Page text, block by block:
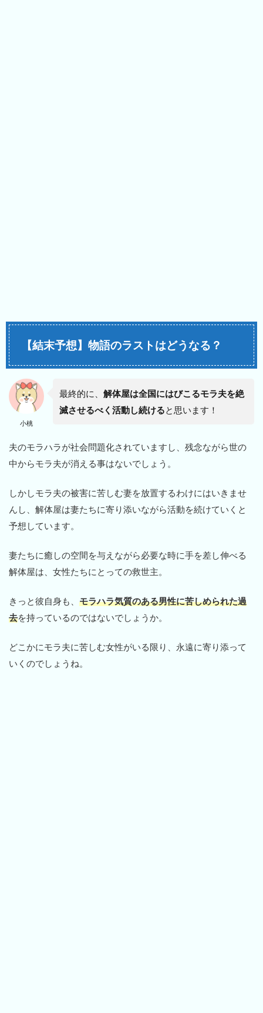
【結末予想】物語のラストはどうなる？
小桃
最終的に、 解体屋は全国にはびこるモラ夫を絶
滅させるべく活動し続けると思います！
夫のモラハラが社会問題化されていますし、残念ながら世の
中からモラ夫が消える事はないでしょう。
しかしモラ夫の被害に苦しむ妻を放置するわけにはいきませ
んし、解体屋は妻たちに寄り添いながら活動を続けていくと
予想しています。
妻たちに癒しの空間を与えながら必要な時に手を差し伸べる
解体屋は、女性たちにとっての救世主。
きっと彼自身も、 モラハラ気質のある男性に苦しめられた過
去を持っているのではないでしょうか。
どこかにモラ夫に苦しむ女性がいる限り、永遠に寄り添って
いくのでしょうね。